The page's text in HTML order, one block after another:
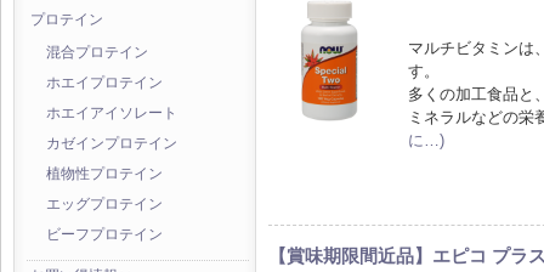
プロテイン
混合プロテイン
ホエイプロテイン
ホエイアイソレート
カゼインプロテイン
植物性プロテイン
エッグプロテイン
ビーフプロテイン
マルチビタミンは
す。
多くの加工食品と
ミネラルなどの栄
に…)
【賞味期限間近品】エピコ プラ